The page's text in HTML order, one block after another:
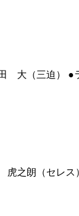
大（三迫）
虎之朗（セレ